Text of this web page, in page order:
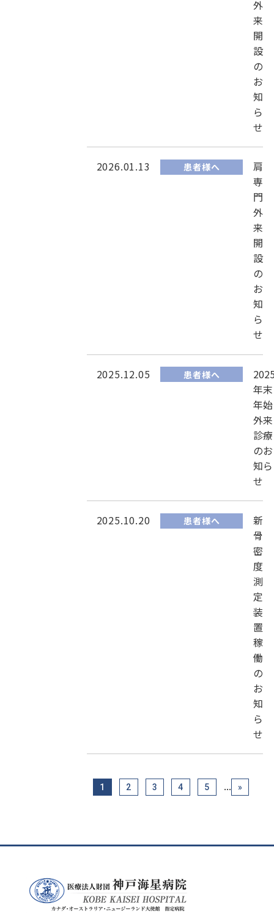
外
来
開
設
の
お
知
ら
せ
2026.01.13 患者様へ
肩
専
門
外
来
開
設
の
お
知
ら
せ
2025.12.05 患者様へ
年末
年始
外来
診療
のお
知ら
せ
2025.10.20 患者様へ
新
骨
密
度
測
定
装
置
稼
働
の
お
知
ら
せ
1 2 3 4 5 ... »